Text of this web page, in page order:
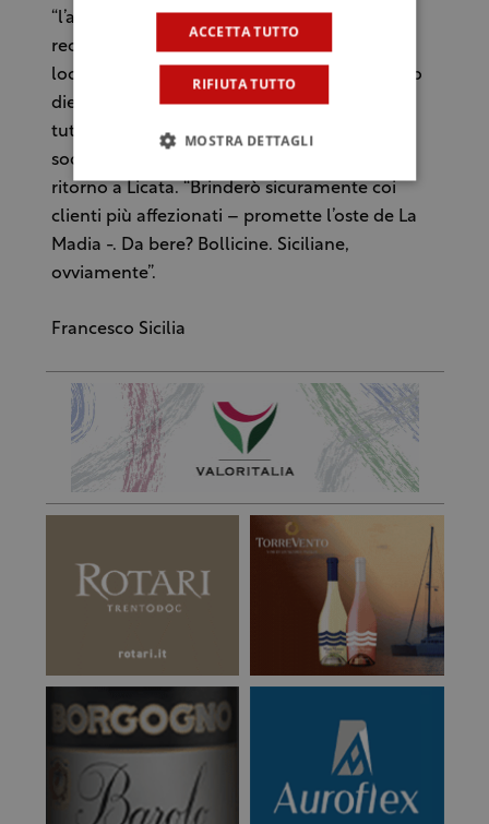
“l’atmosfera gioviale e di collaborazione
reciproca che si respira nelle cucine del mio
locale”. Tant’è che Cuttaia a Roma si è portato
dietro l’intero staff. “Perché è un premio di
tutti, non solo mio”, dice. L’ennesima
soddisfazione che sarà festeggiata anche al
ritorno a Licata. “Brinderò sicuramente coi
clienti più affezionati – promette l’oste de La
Madia -. Da bere? Bollicine. Siciliane,
ovviamente”.
Francesco Sicilia
ACCETTA TUTTO
RIFIUTA TUTTO
MOSTRA DETTAGLI